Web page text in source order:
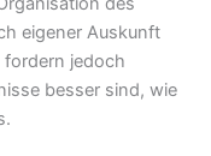
eigener Auskunft
jedoch
besser sind, wie